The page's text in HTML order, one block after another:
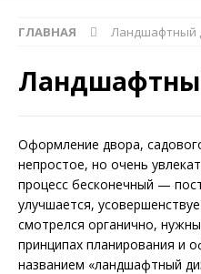
ГЛАВНАЯ Ландшафтный
Оформление двора,
непростое, но очень
процесс бесконечный —
улучшается,
смотрелся органично,
принципах планирования и
названием «ландшафтный